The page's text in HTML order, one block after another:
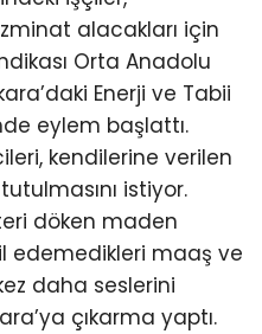
alacakları için
Orta Anadolu
Enerji ve Tabii
eylem başlattı.
kendilerine verilen
istiyor.
döken maden
edemedikleri maaş ve
daha seslerini
çıkarma yaptı.